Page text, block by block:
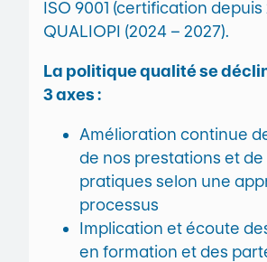
ISO 9001 (certification depuis
QUALIOPI (2024 – 2027).
La politique qualité se
3 axes :
Amélioration continue
de nos prestations et de
pratiques selon une
processus
Implication et écoute
en formation et des